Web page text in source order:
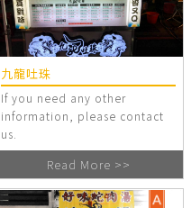
不添加防腐劑） 紅蘿蔔原汁，混
合蔬果精力汁（芹菜，紅蘿蔔，
鳳梨，蘋果） 新鮮果汁：奇異
柚，柳丁，西瓜，金桔檸檬，蜂
蜜檸檬，檸檬多多，西瓜牛奶，
木瓜牛奶，酪梨牛奶，綜合果汁
（蘋果，鳳梨，芭樂，奇異果）
九龍吐珠
If you need any other
information, please contact
us.
Read More >>